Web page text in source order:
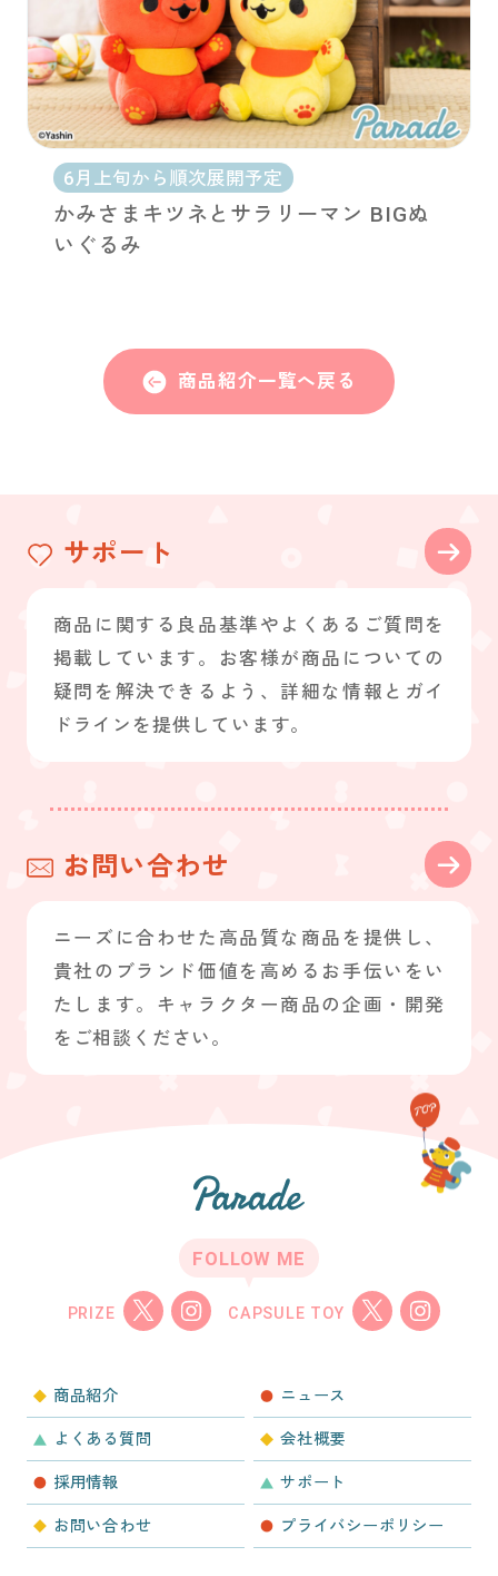
6月上旬から順次展開予定
かみさまキツネとサラリーマン BIGぬ
いぐるみ
商品紹介一覧へ戻る
サポート
商品に関する良品基準やよくあるご質問を
掲載しています。お客様が商品についての
疑問を解決できるよう、詳細な情報とガイ
ドラインを提供しています。
お問い合わせ
ニーズに合わせた高品質な商品を提供し、
貴社のブランド価値を高めるお手伝いをい
たします。キャラクター商品の企画・開発
をご相談ください。
FOLLOW ME
PRIZE CAPSULE TOY
商品紹介 ニュース
よくある質問 会社概要
採用情報 サポート
お問い合わせ プライバシーポリシー